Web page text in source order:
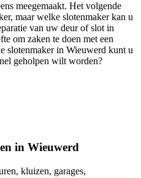
meegemaakt. Het volgende
maar welke slotenmaker kan u
van uw deur of slot in
om zaken te doen met een
slotenmaker in Wieuwerd kunt u
geholpen wilt worden?
in Wieuwerd
kluizen, garages,